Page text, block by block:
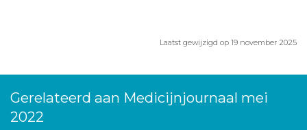
Laatst gewijzigd op 19 november 2025
Gerelateerd aan Medicijnjournaal mei
2022